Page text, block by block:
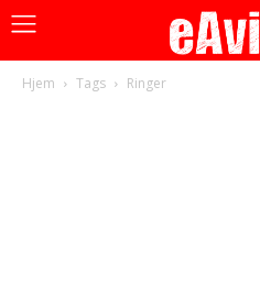
Hjem Tags Ringer